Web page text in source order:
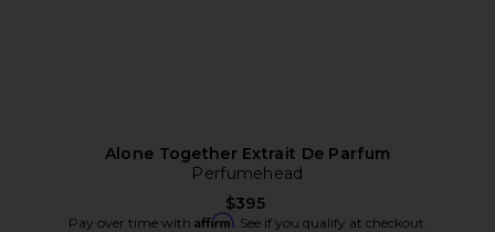
Alone Together Extrait De Parfum
Perfumehead
$395
Pay over time with Affirm. See if you qualify at checkout.